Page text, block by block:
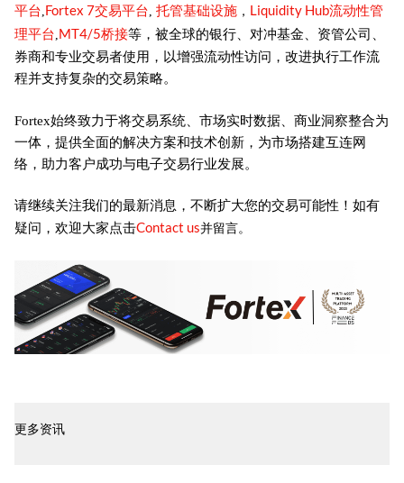
平台,Fortex 7交易平台, 托管基础设施 ， Liquidity Hub流动性管
理平台,MT4/5桥接等，被全球的银行、对冲基金、资管公司、
券商和专业交易者使用，以增强流动性访问，改进执行工作流
程并支持复杂的交易策略。
Fortex始终致力于将交易系统、市场实时数据、商业洞察整合为
一体，提供全面的解决方案和技术创新，为市场搭建互连网
络，助力客户成功与电子交易行业发展。
请继续关注我们的最新消息，不断扩大您的交易可能性！如有
疑问，欢迎大家点击Contact us并留言。
更多资讯